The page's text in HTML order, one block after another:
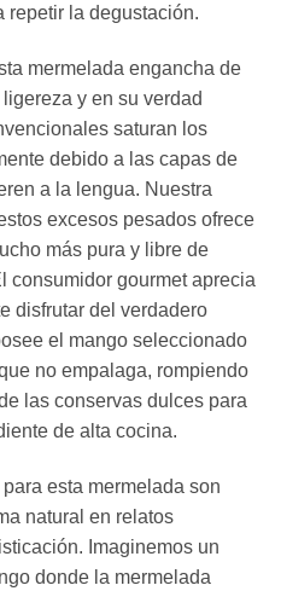
repetir la degustación.
mermelada engancha de
y en su verdad
saturan los
debido a las capas de
a la lengua. Nuestra
excesos pesados ofrece
más pura y libre de
consumidor gourmet aprecia
disfrutar del verdadero
el mango seleccionado
no empalaga, rompiendo
las conservas dulces para
de alta cocina.
esta mermelada son
natural en relatos
Imaginemos un
donde la mermelada